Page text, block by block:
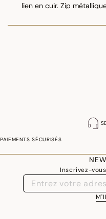
lien en cuir. Zip
PAIEMENTS SÉCURISÉS
Inscrivez-